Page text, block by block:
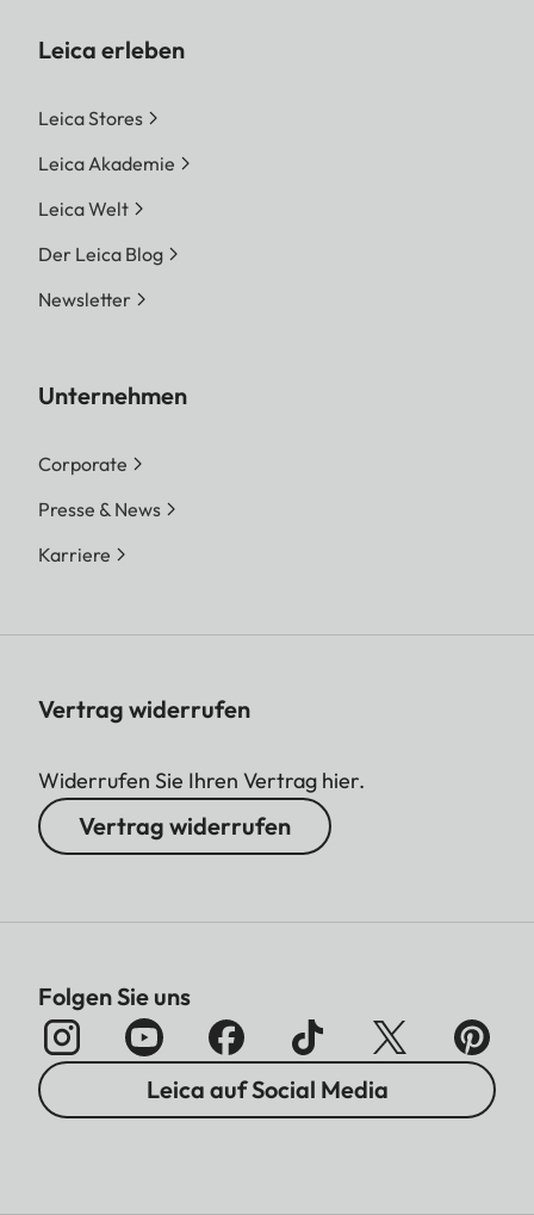
Leica erleben
Leica Stores
Leica Akademie
Leica Welt
Der Leica Blog
Newsletter
Unternehmen
Corporate
Presse & News
Karriere
Vertrag widerrufen
Widerrufen Sie Ihren Vertrag hier.
Vertrag widerrufen
Folgen Sie uns
Leica auf Social Media